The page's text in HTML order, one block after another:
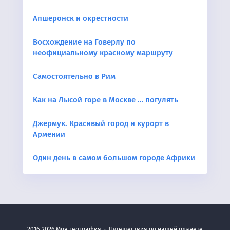
Апшеронск и окрестности
Восхождение на Говерлу по
неофициальному красному маршруту
Самостоятельно в Рим
Как на Лысой горе в Москве … погулять
Джермук. Красивый город и курорт в
Армении
Один день в самом большом городе Африки